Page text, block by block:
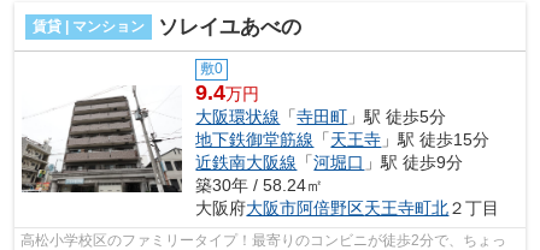
賃貸 | マンション ソレイユあべの
敷0
9.4万円
大阪環状線 「寺田町 」駅 徒歩5分
地下鉄御堂筋線 「天王寺 」駅 徒歩15分
近鉄南大阪線 「河堀口 」駅 徒歩9分
築30年 / 58.24㎡
大阪府大阪市阿倍野区天王寺町北２丁目
高松小学校区のファミリータイプ！最寄りのコンビニが徒歩2分で、ちょっ